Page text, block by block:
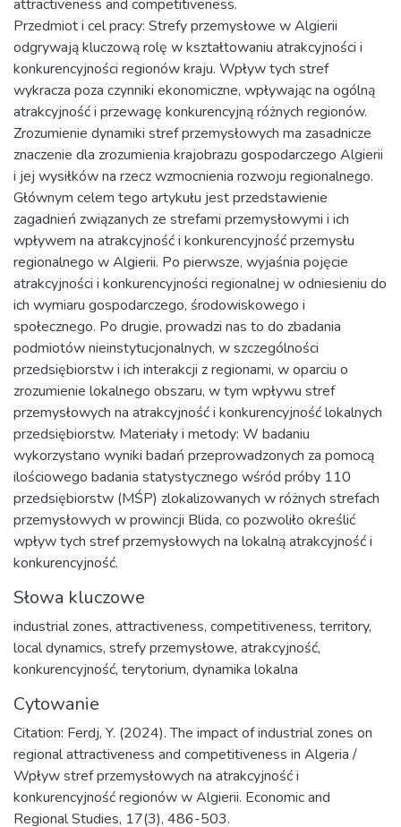
attractiveness and competitiveness.
Przedmiot i cel pracy: Strefy przemysłowe w Algierii
odgrywają kluczową rolę w kształtowaniu atrakcyjności i
konkurencyjności regionów kraju. Wpływ tych stref
wykracza poza czynniki ekonomiczne, wpływając na ogólną
atrakcyjność i przewagę konkurencyjną różnych regionów.
Zrozumienie dynamiki stref przemysłowych ma zasadnicze
znaczenie dla zrozumienia krajobrazu gospodarczego Algierii
i jej wysiłków na rzecz wzmocnienia rozwoju regionalnego.
Głównym celem tego artykułu jest przedstawienie
zagadnień związanych ze strefami przemysłowymi i ich
wpływem na atrakcyjność i konkurencyjność przemysłu
regionalnego w Algierii. Po pierwsze, wyjaśnia pojęcie
atrakcyjności i konkurencyjności regionalnej w odniesieniu do
ich wymiaru gospodarczego, środowiskowego i
społecznego. Po drugie, prowadzi nas to do zbadania
podmiotów nieinstytucjonalnych, w szczególności
przedsiębiorstw i ich interakcji z regionami, w oparciu o
zrozumienie lokalnego obszaru, w tym wpływu stref
przemysłowych na atrakcyjność i konkurencyjność lokalnych
przedsiębiorstw. Materiały i metody: W badaniu
wykorzystano wyniki badań przeprowadzonych za pomocą
ilościowego badania statystycznego wśród próby 110
przedsiębiorstw (MŚP) zlokalizowanych w różnych strefach
przemysłowych w prowincji Blida, co pozwoliło określić
wpływ tych stref przemysłowych na lokalną atrakcyjność i
konkurencyjność.
Słowa kluczowe
industrial zones, attractiveness, competitiveness, territory,
local dynamics, strefy przemysłowe, atrakcyjność,
konkurencyjność, terytorium, dynamika lokalna
Cytowanie
Citation: Ferdj, Y. (2024). The impact of industrial zones on
regional attractiveness and competitiveness in Algeria /
Wpływ stref przemysłowych na atrakcyjność i
konkurencyjność regionów w Algierii. Economic and
Regional Studies, 17(3), 486-503.